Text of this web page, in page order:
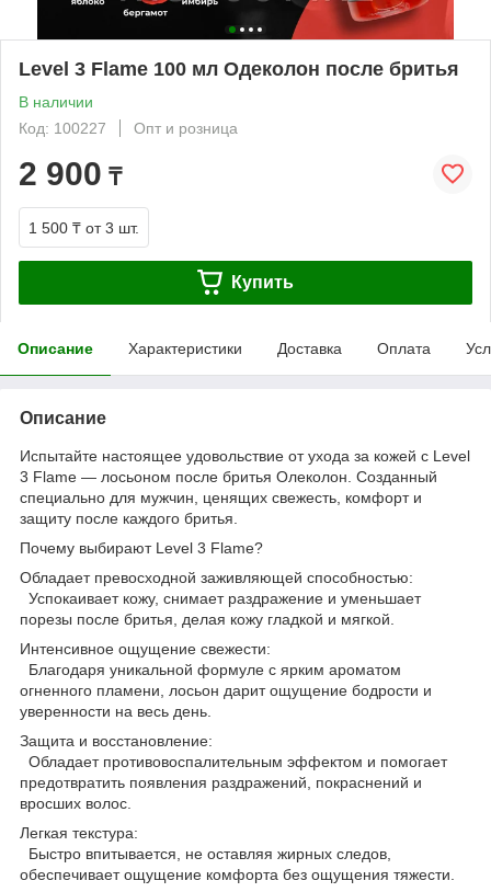
Level 3 Flame 100 мл Одеколон после бритья
В наличии
Код: 100227
Опт и розница
2 900 ₸
1 500 ₸ от 3 шт.
Купить
Описание Характеристики Доставка Оплата
Описание
Испытайте настоящее удовольствие от ухода за кожей с Level
3 Flame — лосьоном после бритья Олеколон. Созданный
специально для мужчин, ценящих свежесть, комфорт и
защиту после каждого бритья.
Почему выбирают Level 3 Flame?
Обладает превосходной заживляющей способностью:
Успокаивает кожу, снимает раздражение и уменьшает
порезы после бритья, делая кожу гладкой и мягкой.
Интенсивное ощущение свежести:
Благодаря уникальной формуле с ярким ароматом
огненного пламени, лосьон дарит ощущение бодрости и
уверенности на весь день.
Защита и восстановление:
Обладает противовоспалительным эффектом и помогает
предотвратить появления раздражений, покраснений и
вросших волос.
Легкая текстура:
Быстро впитывается, не оставляя жирных следов,
обеспечивает ощущение комфорта без ощущения тяжести.